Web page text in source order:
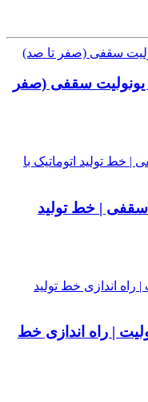
یونولیت سقفی (صفر
سقفی | خط تولید
| راه اندازی خط